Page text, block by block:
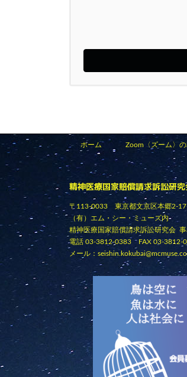
ホーム Zoom〈ズーム〉
精神医療国家賠償請求訴訟研
〒113-0033 東京都文京区本郷2-
（有）エム・シー・ミューズ内
精神医療国家賠償請求訴訟研究会 事
電話 03-3812-0383 FAX 03-3812-
メール：